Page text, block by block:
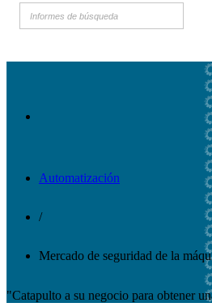
Automatización
/
Mercado de seguridad de la
"Catapulto a su negocio para obtener